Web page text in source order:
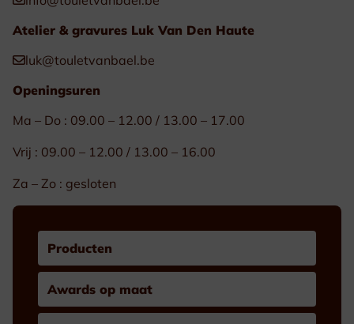
Atelier & gravures Luk Van Den Haute
luk@touletvanbael.be
Openingsuren
Ma – Do : 09.00 – 12.00 / 13.00 – 17.00
Vrij : 09.00 – 12.00 / 13.00 – 16.00
Za – Zo : gesloten
Producten
Awards op maat